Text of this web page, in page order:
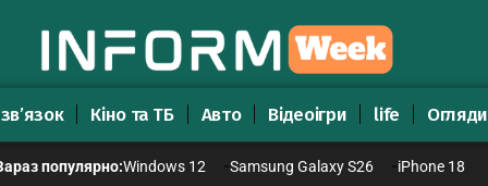
Кіно та ТБ Авто Відеоігри life Огляди
популярно:Windows 12 Samsung Galaxy S26 iPhone 18